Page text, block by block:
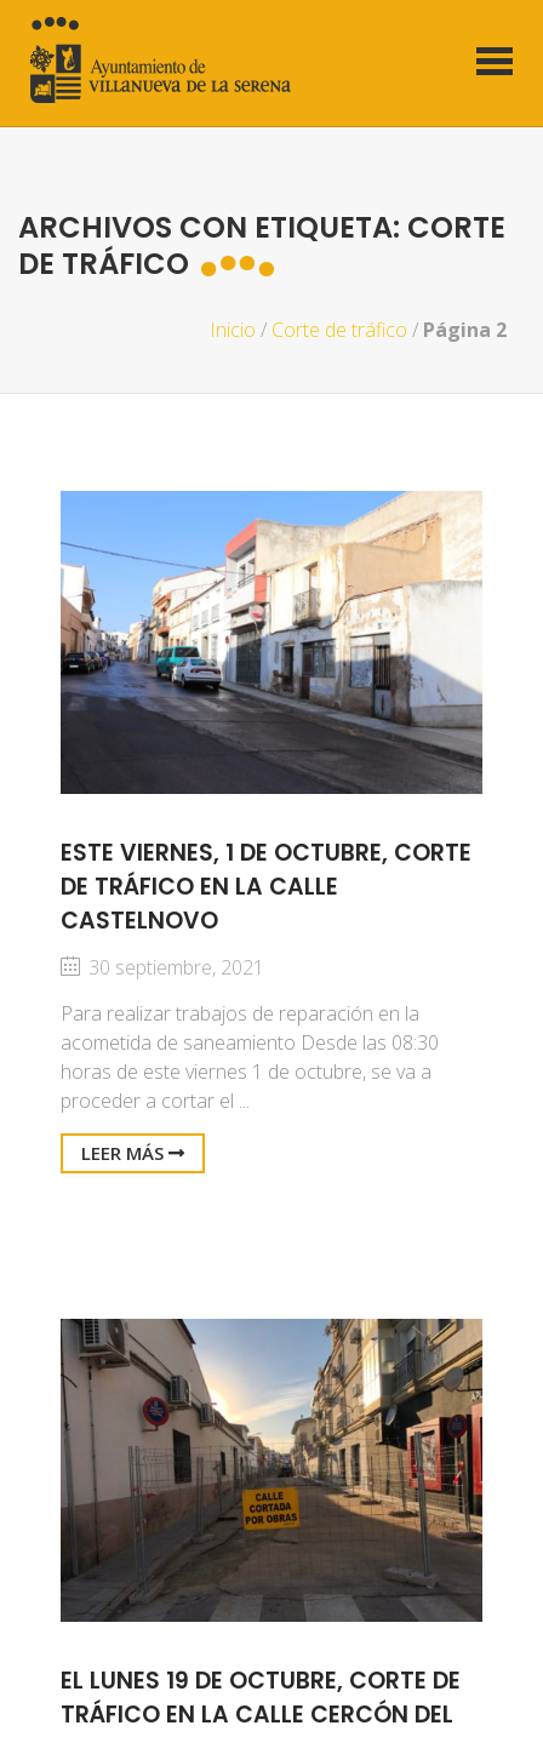
ARCHIVOS CON ETIQUETA: CORTE
DE TRÁFICO
Inicio / Corte de tráfico / Página 2
ESTE VIERNES, 1 DE OCTUBRE, CORTE
DE TRÁFICO EN LA CALLE
CASTELNOVO
30 septiembre, 2021
Para realizar trabajos de reparación en la
acometida de saneamiento Desde las 08:30
horas de este viernes 1 de octubre, se va a
proceder a cortar el ...
LEER MÁS
EL LUNES 19 DE OCTUBRE, CORTE DE
TRÁFICO EN LA CALLE CERCÓN DEL